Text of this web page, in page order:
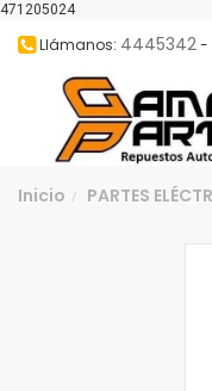
471205024
Llámanos: 4445342-
Inicio / PARTES